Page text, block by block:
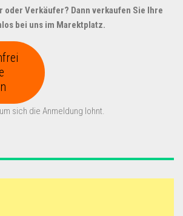
oder Verkäufer? Dann verkaufen Sie Ihre
bei uns im Marektplatz.
sich die Anmeldung lohnt.